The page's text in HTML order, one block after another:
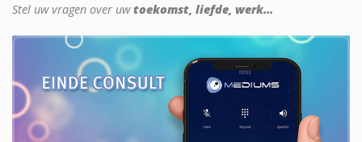
Stel uw vragen over uwtoekomst, liefde, werk...